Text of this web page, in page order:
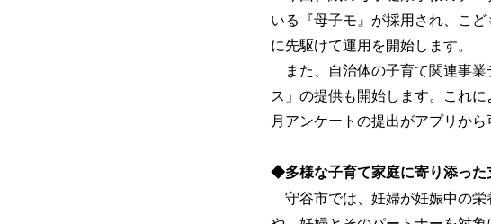
いる『母子モ』が採用され、こ
に先駆けて運用を開始します。
また、自治体の子育て関連事業
ス」の提供も開始します。これ
月アンケートの提出がアプリから
◆多様な子育て家庭に寄り添った
守谷市では、妊婦が妊娠中の栄